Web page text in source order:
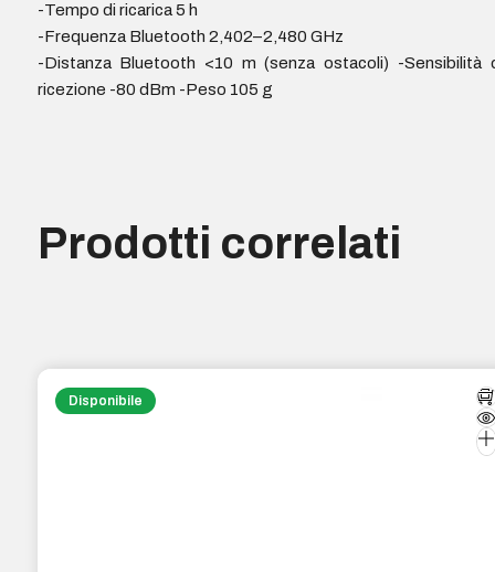
-Tempo di ricarica 5 h
-Frequenza Bluetooth 2,402–2,480 GHz
-Distanza Bluetooth <10 m (senza ostacoli) -Sensibilità
ricezione -80 dBm -Peso 105 g
Prodotti correlati
Disponibile